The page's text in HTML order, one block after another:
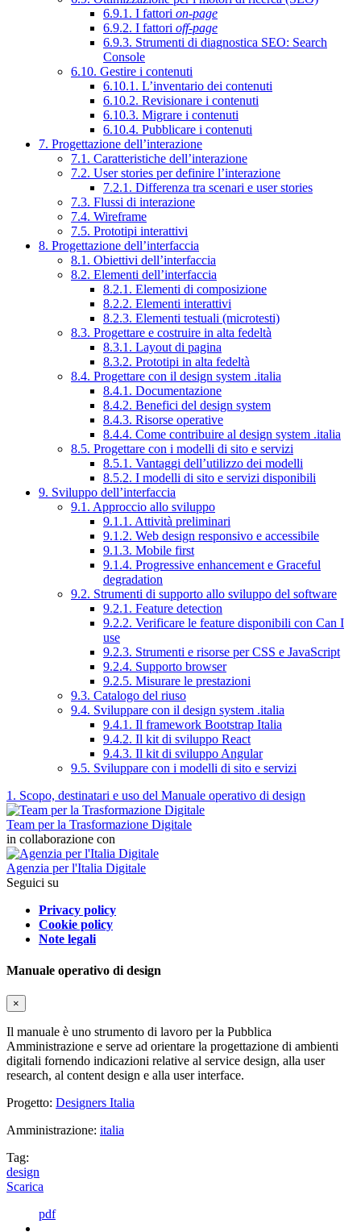
6.9.1. I fattori on-page
6.9.2. I fattori off-page
6.9.3. Strumenti di diagnostica SEO: Search
Console
6.10. Gestire i contenuti
6.10.1. L’inventario dei contenuti
6.10.2. Revisionare i contenuti
6.10.3. Migrare i contenuti
6.10.4. Pubblicare i contenuti
7. Progettazione dell’interazione
7.1. Caratteristiche dell’interazione
7.2. User stories per definire l’interazione
7.2.1. Differenza tra scenari e user stories
7.3. Flussi di interazione
7.4. Wireframe
7.5. Prototipi interattivi
8. Progettazione dell’interfaccia
8.1. Obiettivi dell’interfaccia
8.2. Elementi dell’interfaccia
8.2.1. Elementi di composizione
8.2.2. Elementi interattivi
8.2.3. Elementi testuali (microtesti)
8.3. Progettare e costruire in alta fedeltà
8.3.1. Layout di pagina
8.3.2. Prototipi in alta fedeltà
8.4. Progettare con il design system .italia
8.4.1. Documentazione
8.4.2. Benefici del design system
8.4.3. Risorse operative
8.4.4. Come contribuire al design system .italia
8.5. Progettare con i modelli di sito e servizi
8.5.1. Vantaggi dell’utilizzo dei modelli
8.5.2. I modelli di sito e servizi disponibili
9. Sviluppo dell’interfaccia
9.1. Approccio allo sviluppo
9.1.1. Attività preliminari
9.1.2. Web design responsivo e accessibile
9.1.3. Mobile first
9.1.4. Progressive enhancement e Graceful
degradation
9.2. Strumenti di supporto allo sviluppo del software
9.2.1. Feature detection
9.2.2. Verificare le feature disponibili con Can I
use
9.2.3. Strumenti e risorse per CSS e JavaScript
9.2.4. Supporto browser
9.2.5. Misurare le prestazioni
9.3. Catalogo del riuso
9.4. Sviluppare con il design system .italia
9.4.1. Il framework Bootstrap Italia
9.4.2. Il kit di sviluppo React
9.4.3. Il kit di sviluppo Angular
9.5. Sviluppare con i modelli di sito e servizi
1. Scopo, destinatari e uso del Manuale operativo di design
Team per la Trasformazione Digitale
in collaborazione con
Agenzia per l'Italia Digitale
Seguici su
Privacy policy
Cookie policy
Note legali
Manuale operativo di design
×
Il manuale è uno strumento di lavoro per la Pubblica
Amministrazione e serve ad orientare la progettazione di ambienti
digitali fornendo indicazioni relative al service design, alla user
research, al content design e alla user interface.
Progetto: Designers Italia
Amministrazione: italia
Tag:
design
Scarica
pdf